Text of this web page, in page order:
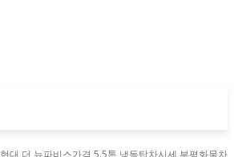
현대 더 뉴파비스가격 5.5톤 냉동탑차시세 부평화물차